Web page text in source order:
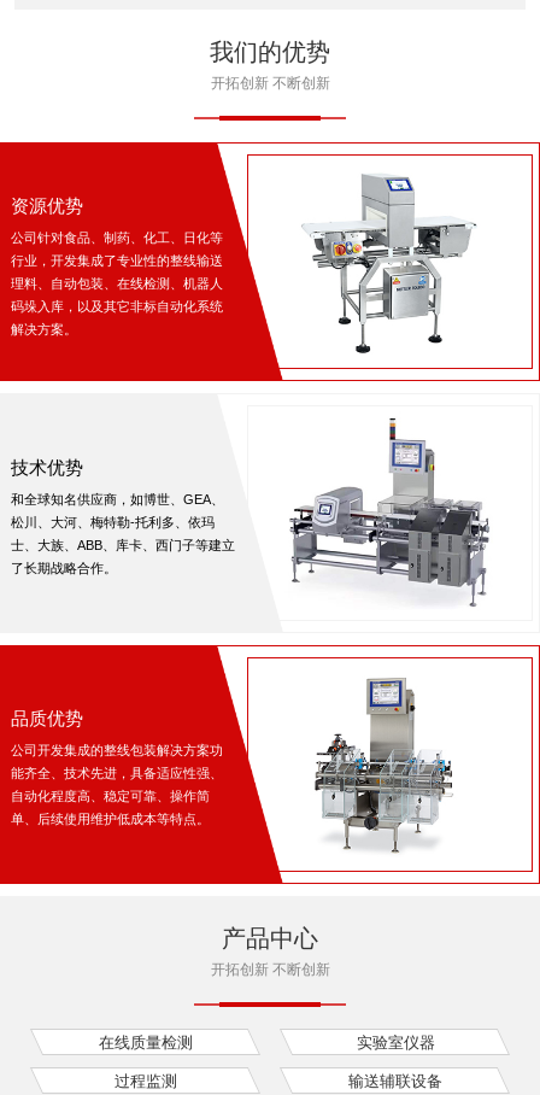
我们的优势
开拓创新 不断创新
资源优势
公司针对食品、制药、化工、日化等
行业，开发集成了专业性的整线输送
理料、自动包装、在线检测、机器人
码垛入库，以及其它非标自动化系统
解决方案。
技术优势
和全球知名供应商，如博世、GEA、
松川、大河、梅特勒-托利多、依玛
士、大族、ABB、库卡、西门子等建立
了长期战略合作。
品质优势
公司开发集成的整线包装解决方案功
能齐全、技术先进，具备适应性强、
自动化程度高、稳定可靠、操作简
单、后续使用维护低成本等特点。
产品中心
开拓创新 不断创新
在线质量检测 实验室仪器
过程监测 输送辅联设备